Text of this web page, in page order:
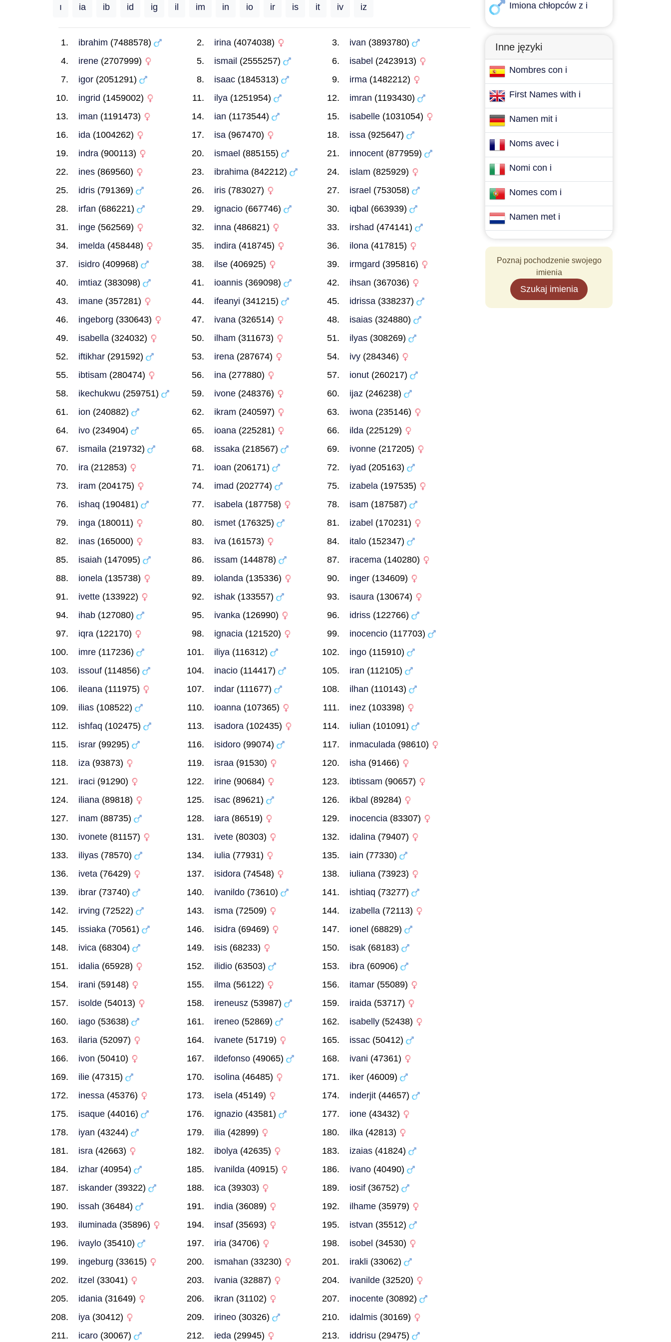
ı ia ib id ig il im in io ir is it iv iz
ibrahim (7488578) irina(4074038) ivan (3893780)
irene (2707999) ismail (2555257) isabel (2423913)
igor (2051291) isaac(1845313) irma (1482212)
ingrid (1459002) ilya(1251954) imran (1193430)
iman (1191473) ian (1173544) isabelle (1031054)
ida (1004262) isa(967470) issa (925647)
indra (900113) ismael (885155) innocent (877959)
ines (869560) ibrahima(842212) islam (825929)
idris (791369) iris(783027) israel (753058)
irfan (686221) ignacio(667746) iqbal (663939)
inge (562569) inna(486821) irshad (474141)
imelda (458448) indira(418745) ilona (417815)
isidro (409968) ilse(406925) irmgard (395816)
imtiaz (383098) ioannis(369098) ihsan (367036)
imane (357281) ifeanyi (341215) idrissa (338237)
ingeborg (330643) ivana(326514) isaias (324880)
isabella (324032) ilham (311673) ilyas (308269)
iftikhar (291592) irena(287674) ivy (284346)
ibtisam (280474) ina(277880) ionut (260217)
ikechukwu (259751) ivone(248376) ijaz (246238)
ion (240882) ikram (240597) iwona (235146)
ivo (234904) ioana(225281) ilda (225129)
ismaila (219732) issaka(218567) ivonne (217205)
ira (212853) ioan (206171) iyad (205163)
iram (204175) imad (202774) izabela (197535)
ishaq (190481) isabela(187758) isam (187587)
inga (180011) ismet(176325) izabel (170231)
inas (165000) iva(161573) italo (152347)
isaiah (147095) issam (144878) iracema (140280)
ionela (135738) iolanda(135336) inger (134609)
ivette (133922) ishak(133557) isaura (130674)
ihab (127080) ivanka(126990) idriss (122766)
iqra (122170) ignacia(121520) inocencio (117703)
imre (117236) iliya(116312) ingo (115910)
issouf (114856) inacio(114417) iran (112105)
ileana (111975) indar(111677) ilhan (110143)
ilias (108522) ioanna(107365) inez (103398)
ishfaq (102475) isadora(102435) iulian (101091)
israr (99295) isidoro(99074) inmaculada (98610)
iza (93873) israa(91530) isha (91466)
iraci (91290) irine(90684) ibtissam (90657)
iliana (89818) isac(89621) ikbal (89284)
inam (88735) iara(86519) inocencia (83307)
ivonete (81157) ivete(80303) idalina (79407)
iliyas (78570) iulia(77931) iain (77330)
iveta (76429) isidora(74548) iuliana (73923)
ibrar (73740) ivanildo(73610) ishtiaq (73277)
irving (72522) isma(72509) izabella (72113)
issiaka (70561) isidra(69469) ionel (68829)
ivica (68304) isis(68233) isak (68183)
idalia (65928) ilidio(63503) ibra (60906)
irani (59148) ilma(56122) itamar (55089)
isolde (54013) ireneusz(53987) iraida (53717)
iago (53638) ireneo(52869) isabelly (52438)
ilaria (52097) ivanete(51719) issac (50412)
ivon (50410) ildefonso(49065) ivani (47361)
ilie (47315) isolina(46485) iker (46009)
inessa (45376) isela(45149) inderjit (44657)
isaque (44016) ignazio(43581) ione (43432)
iyan (43244) ilia(42899) ilka (42813)
isra (42663) ibolya(42635) izaias (41824)
izhar (40954) ivanilda(40915) ivano (40490)
iskander (39322) ica(39303) iosif (36752)
issah (36484) india(36089) ilhame (35979)
iluminada (35896) insaf(35693) istvan (35512)
ivaylo (35410) iria(34706) isobel (34530)
ingeburg (33615) ismahan (33230) irakli (33062)
itzel (33041) ivania(32887) ivanilde (32520)
idania (31649) ikran (31102) inocente (30892)
iya (30412) irineo(30326) idalmis (30169)
icaro (30067) ieda(29945) iddrisu (29475)
Imiona chłopców z i
Inne języki
Nombres con i
First Names with i
Namen mit i
Noms avec i
Nomi con i
Nomes com i
Namen met i
Poznaj pochodzenie swojego
imienia
Szukaj imienia